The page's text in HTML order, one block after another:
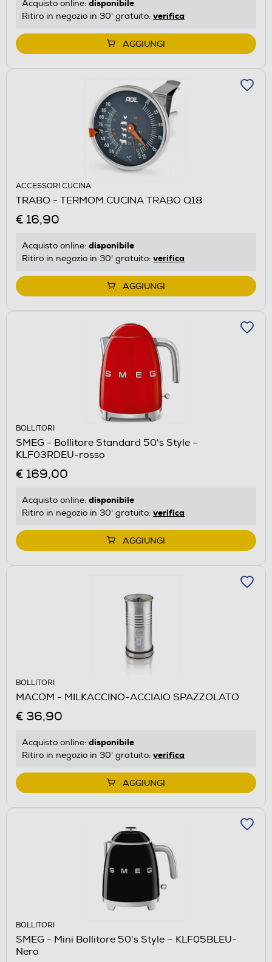
Acquisto online: disponibile
Ritiro in negozio in 30' gratuito: verifica
AGGIUNGI
ACCESSORI CUCINA
TRABO - TERMOM.CUCINA TRABO Q18
€ 16,90
Acquisto online: disponibile
Ritiro in negozio in 30' gratuito: verifica
AGGIUNGI
BOLLITORI
SMEG - Bollitore Standard 50's Style –
KLF03RDEU-rosso
€ 169,00
Acquisto online: disponibile
Ritiro in negozio in 30' gratuito: verifica
AGGIUNGI
BOLLITORI
MACOM - MILKACCINO-ACCIAIO SPAZZOLATO
€ 36,90
Acquisto online: disponibile
Ritiro in negozio in 30' gratuito: verifica
AGGIUNGI
BOLLITORI
SMEG - Mini Bollitore 50's Style – KLF05BLEU-
Nero